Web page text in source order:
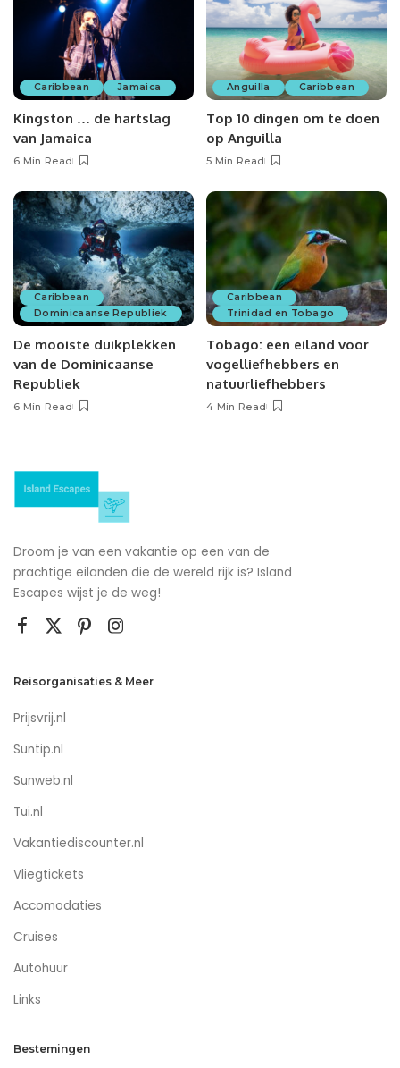
Caribbean Jamaica
Kingston … de hartslag
van Jamaica
6 Min Read
Anguilla Caribbean
Top 10 dingen om te doen
op Anguilla
5 Min Read
Caribbean
Dominicaanse Republiek
De mooiste duikplekken
van de Dominicaanse
Republiek
6 Min Read
Caribbean
Trinidad en Tobago
Tobago: een eiland voor
vogelliefhebbers en
natuurliefhebbers
4 Min Read
Droom je van een vakantie op een van de
prachtige eilanden die de wereld rijk is? Island
Escapes wijst je de weg!
Reisorganisaties & Meer
Prijsvrij.nl
Suntip.nl
Sunweb.nl
Tui.nl
Vakantiediscounter.nl
Vliegtickets
Accomodaties
Cruises
Autohuur
Links
Bestemingen